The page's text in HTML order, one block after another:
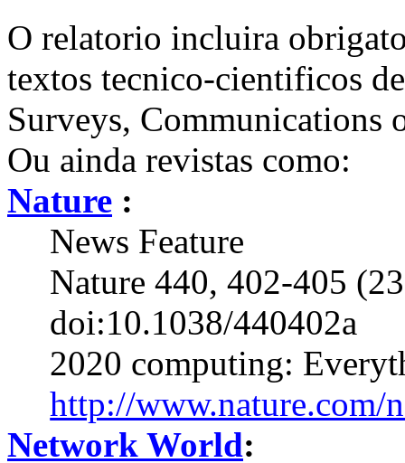
O relatorio incluira
textos tecnico-cientificos
Surveys,
Ou ainda revistas como:
Nature :
News Feature
Nature 440, 402-405
doi:10.1038/440402a
2020 computing:
http://www.nature.com/
Network World: